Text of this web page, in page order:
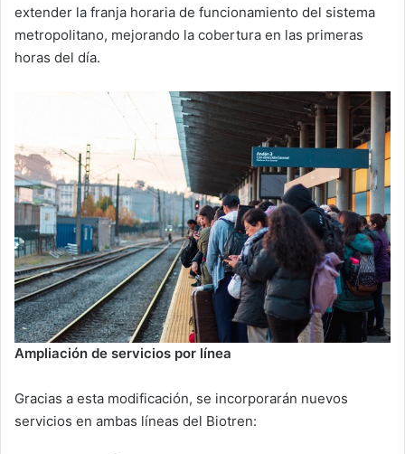
extender la franja horaria de funcionamiento del sistema
metropolitano, mejorando la cobertura en las primeras
horas del día.
Ampliación de servicios por línea
Gracias a esta modificación, se incorporarán nuevos
servicios en ambas líneas del Biotren: